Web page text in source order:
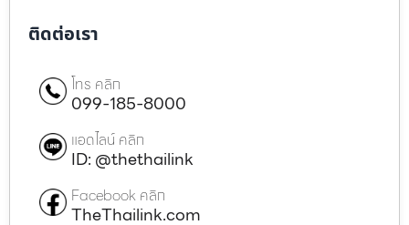
ติดต่อเรา
โทร คลิก
099-185-8000
แอดไลน์ คลิก
ID: @thethailink
Facebook คลิก
TheThailink.com